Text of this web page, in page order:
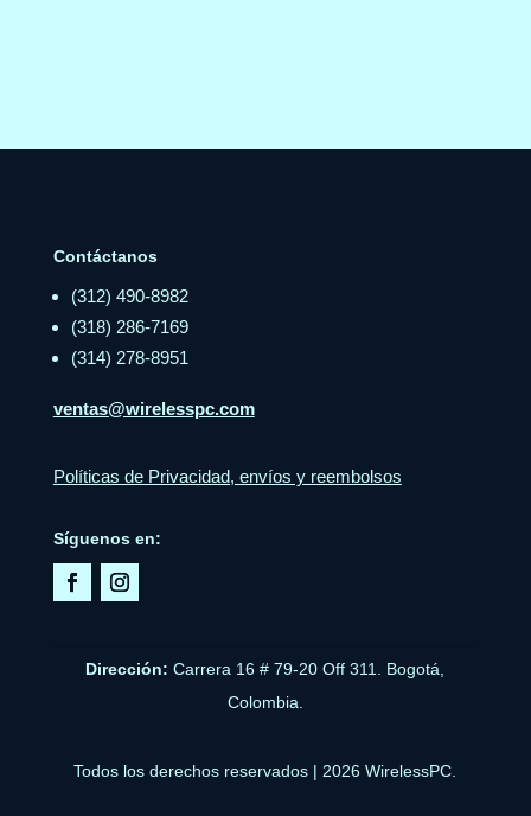
Contáctanos
(312) 490-8982
(318) 286-7169
(314) 278-8951
ventas@wirelesspc.com
Políticas de Privacidad, envíos y reembolsos
Síguenos en:
Dirección:Carrera 16 # 79-20 Off 311. Bogotá,
Colombia.
Todos los derechos reservados | 2026 WirelessPC.